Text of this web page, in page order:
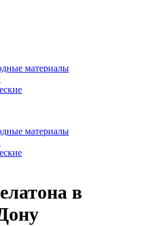
материалы
материалы
в